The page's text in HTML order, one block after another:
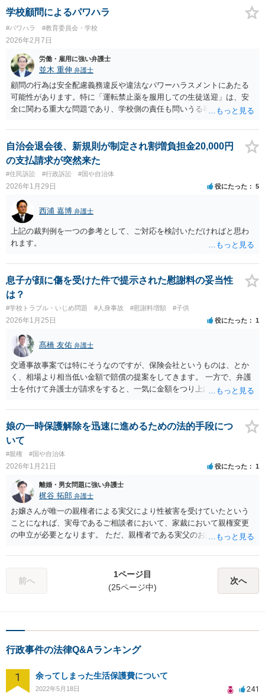
学校顧問によるパワハラ
#パワハラ #教育委員会・学校
2026年2月7日
労働・雇用に強い弁護士
並木 重伸 弁護士
顧問の行為は安全配慮義務違反や違法なパワーハラスメントにあたる
可能性があります。特に「運転禁止薬を服用しての生徒送迎」は、安
全に関わる重大な問題であり、学校側の責任も問いうる事態です。な
教育委員会宛てに（できれば弁護士経由で）抗議文を送る等の対応が
考えられます。 一度弁護士に直接ご相談されることをお勧めします。
なお、これらの事実をむやみにSNS等で広めると、逆に名誉毀損など
を主張されるリスクもありますので、ご注意ください。
自治会退会後、新規則が制定され割増負担金20,000円
の支払請求が突然来た
#住民訴訟 #行政訴訟 #国や自治体
2026年1月29日 役にたった 5
西浦 嘉博 弁護士
上記の裁判例を一つの参考として、ご対応を検討いただければと思わ
れます。
息子が顔に傷を受けた件で提示された慰謝料の妥当性
は？
#学校トラブル・いじめ問題 #人身事故 #慰謝料増額 #子供
2026年1月25日 役にたった 1
髙橋 友佑 弁護士
交通事故事案では特にそうなのですが、保険会社というものは、とか
く、相場より相当低い金額で賠償の提案をしてきます。 一方で、弁護
士を付けて弁護士が請求をすると、一気に金額をつり上げてくること
する賠償額の基準を使い分けているためです。素人相手だと相場より
相当低い金額で提案し、弁護士相手だと相場に近い金額で提案してく
るのです。 まずは、合意書に判を押す前に、お近くの弁護士に面談相
談を申し込んでください。
娘の一時保護解除を迅速に進めるための法的手段につ
いて
#親権 #国や自治体
2026年1月21日 役にたった 1
離婚・男女問題に強い弁護士
梶谷 拓郎 弁護士
お嬢さんが唯一の親権者による実父により性被害を受けていたという
ことになれば、実母であるご相談者において、家裁において親権変更
の申立が必要となります。 ただ、親権者である実父のお嬢さんに対す
裁で「子の監護に関する処分についての審判前の仮処分（監護権者と
しての指定を受ける仮地位仮処分）」の申立をする必要があります。
取り急ぎ、最寄りの弁護士に個別相談することをお薦めします。
前へ
1ページ目
(25ページ中)
次へ
行政事件の法律Q&Aランキング
1 余ってしまった生活保護費について
2022年5月18日 241